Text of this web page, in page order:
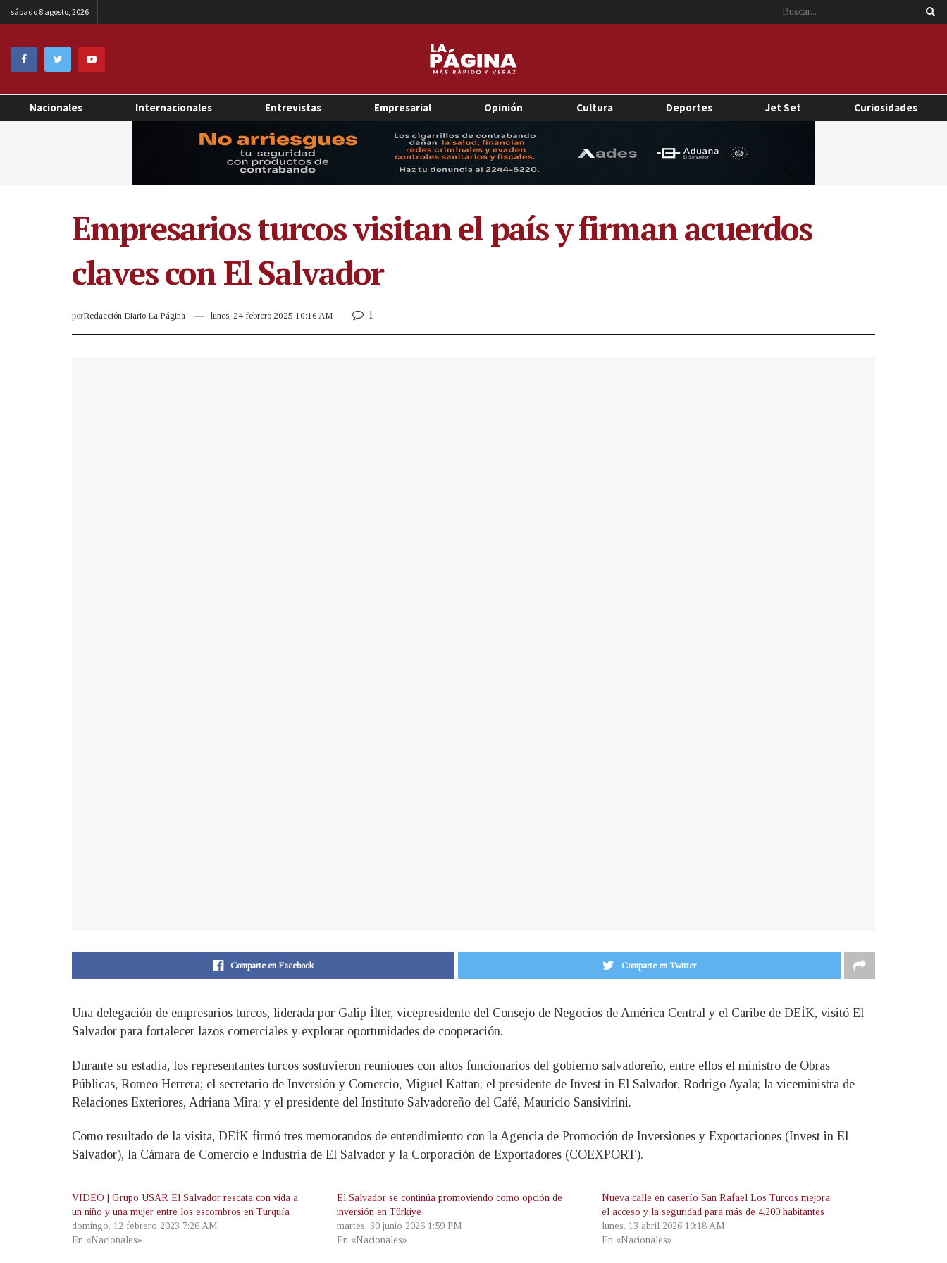
sábado 8 agosto, 2026
Nacionales Internacionales Entrevistas Empresarial Opinión Cultura Deportes Jet Set Curiosidades
Empresarios turcos visitan el país y firman acuerdos
claves con El Salvador
porRedacción Diario La Página lunes, 24 febrero 2025 10:16 AM 1
Comparte en Facebook Comparte en Twitter
Una delegación de empresarios turcos, liderada por Galip İlter, vicepresidente del Consejo de Negocios de América Central y el Caribe de DEİK, visitó El
Salvador para fortalecer lazos comerciales y explorar oportunidades de cooperación.
Durante su estadía, los representantes turcos sostuvieron reuniones con altos funcionarios del gobierno salvadoreño, entre ellos el ministro de Obras
Públicas, Romeo Herrera; el secretario de Inversión y Comercio, Miguel Kattan; el presidente de Invest in El Salvador, Rodrigo Ayala; la viceministra de
Relaciones Exteriores, Adriana Mira; y el presidente del Instituto Salvadoreño del Café, Mauricio Sansivirini.
Como resultado de la visita, DEİK firmó tres memorandos de entendimiento con la Agencia de Promoción de Inversiones y Exportaciones (Invest in El
Salvador), la Cámara de Comercio e Industria de El Salvador y la Corporación de Exportadores (COEXPORT).
VIDEO | Grupo USAR El Salvador rescata con vida a
un niño y una mujer entre los escombros en Turquía
domingo, 12 febrero 2023 7:26 AM
En «Nacionales»
El Salvador se continúa promoviendo como opción de
inversión en Türkiye
martes, 30 junio 2026 1:59 PM
En «Nacionales»
Nueva calle en caserío San Rafael Los Turcos mejora
el acceso y la seguridad para más de 4,200 habitantes
lunes, 13 abril 2026 10:18 AM
En «Nacionales»